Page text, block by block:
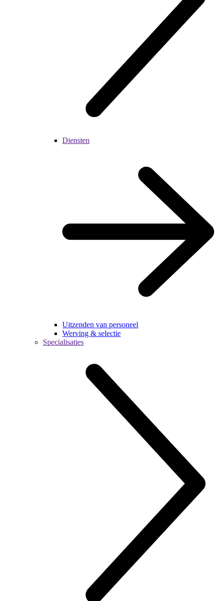
Diensten
Uitzenden van personeel
Werving & selectie
Specialisaties